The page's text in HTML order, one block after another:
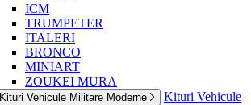
ICM
TRUMPETER
ITALERI
BRONCO
MINIART
ZOUKEI MURA
Kituri Vehicule Militare Moderne
Kituri Vehicule